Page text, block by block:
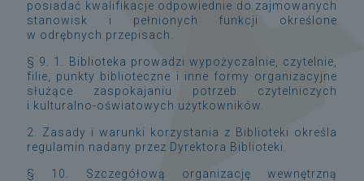
posiadać kwalifikacje odpowiednie do zajmowanych
stanowisk i pełnionych funkcji określone
w odrębnych przepisach.
§ 9. 1. Biblioteka prowadzi wypożyczalnie, czytelnie,
filie, punkty biblioteczne i inne formy organizacyjne
służące zaspokajaniu potrzeb czytelniczych
i kulturalno-oświatowych użytkowników.
2. Zasady i warunki korzystania z Biblioteki określa
regulamin nadany przez Dyrektora Biblioteki.
§ 10. Szczegółową organizację wewnętrzną